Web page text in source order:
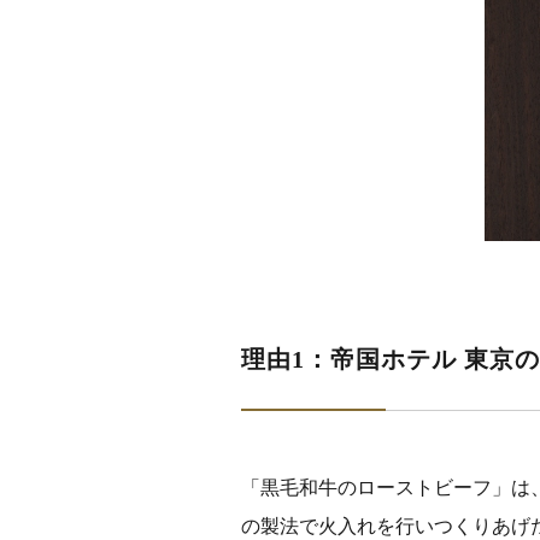
理由1：帝国ホテル 東京
「黒毛和牛のローストビーフ」
の製法で火入れを行いつくりあ